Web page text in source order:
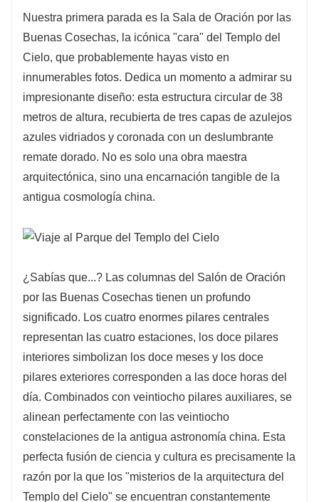
Nuestra primera parada es la Sala de Oración por las
Buenas Cosechas, la icónica "cara" del Templo del
Cielo, que probablemente hayas visto en
innumerables fotos. Dedica un momento a admirar su
impresionante diseño: esta estructura circular de 38
metros de altura, recubierta de tres capas de azulejos
azules vidriados y coronada con un deslumbrante
remate dorado. No es solo una obra maestra
arquitectónica, sino una encarnación tangible de la
antigua cosmología china.
¿Sabías que...? Las columnas del Salón de Oración
por las Buenas Cosechas tienen un profundo
significado. Los cuatro enormes pilares centrales
representan las cuatro estaciones, los doce pilares
interiores simbolizan los doce meses y los doce
pilares exteriores corresponden a las doce horas del
día. Combinados con veintiocho pilares auxiliares, se
alinean perfectamente con las veintiocho
constelaciones de la antigua astronomía china. Esta
perfecta fusión de ciencia y cultura es precisamente la
razón por la que los "misterios de la arquitectura del
Templo del Cielo" se encuentran constantemente